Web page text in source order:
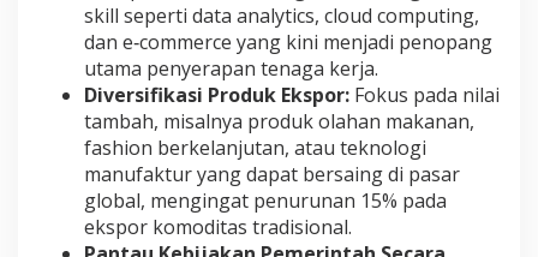
skill seperti data analytics, cloud computing,
dan e‑commerce yang kini menjadi penopang
utama penyerapan tenaga kerja.
Diversifikasi Produk Ekspor: Fokus pada nilai
tambah, misalnya produk olahan makanan,
fashion berkelanjutan, atau teknologi
manufaktur yang dapat bersaing di pasar
global, mengingat penurunan 15% pada
ekspor komoditas tradisional.